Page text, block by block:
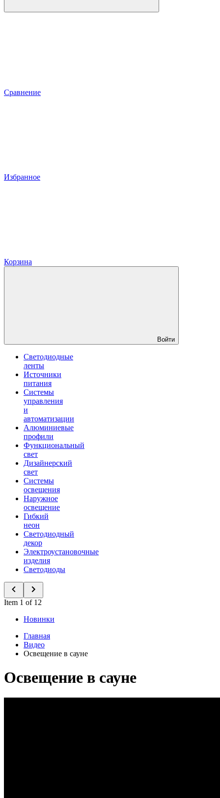
Сравнение
Избранное
Корзина
Войти
Светодиодные
ленты
Источники
питания
Системы
управления
и
автоматизации
Алюминиевые
профили
Функциональный
свет
Дизайнерский
свет
Системы
освещения
Наружное
освещение
Гибкий
неон
Светодиодный
декор
Электроустановочные
изделия
Светодиоды
Item 1 of 12
Новинки
Главная
Видео
Освещение в сауне
Освещение в сауне